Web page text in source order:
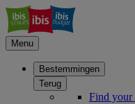
Menu
Bestemmingen
Terug
Find your